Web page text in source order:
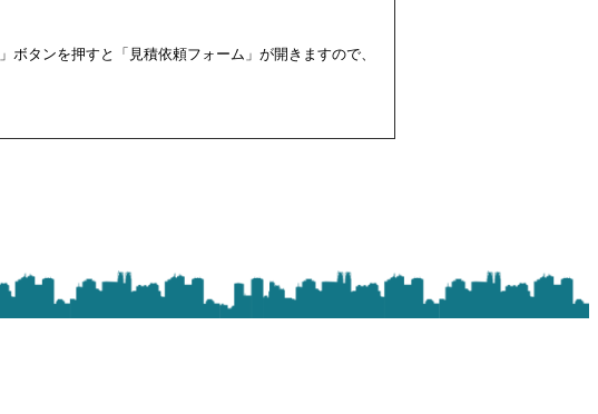
タンを押すと「見積依頼フォーム」が開きますので、